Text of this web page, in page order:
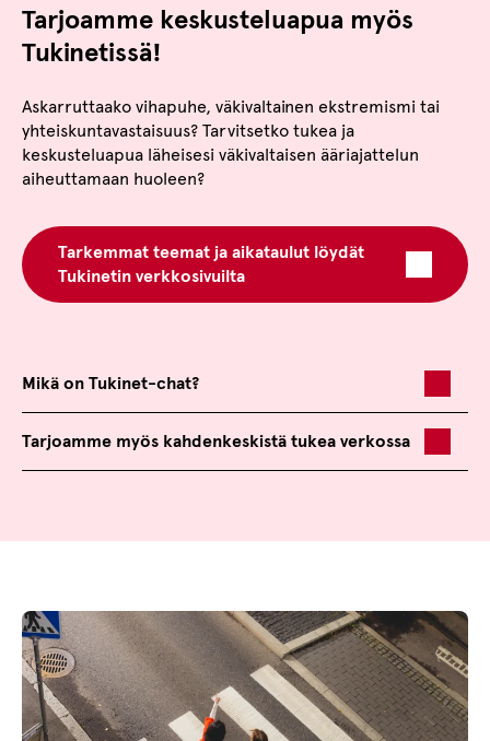
Tarjoamme keskusteluapua myös
Tukinetissä!
Askarruttaako vihapuhe, väkivaltainen ekstremismi tai
yhteiskuntavastaisuus? Tarvitsetko tukea ja
keskusteluapua läheisesi väkivaltaisen ääriajattelun
aiheuttamaan huoleen?
Tarkemmat teemat ja aikataulut löydät
Tukinetin verkkosivuilta
Mikä on Tukinet-chat?
Tarjoamme myös kahdenkeskistä tukea verkossa